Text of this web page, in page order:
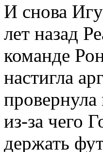
И снова
лет назад
команде
настигла
из-за чего
держать